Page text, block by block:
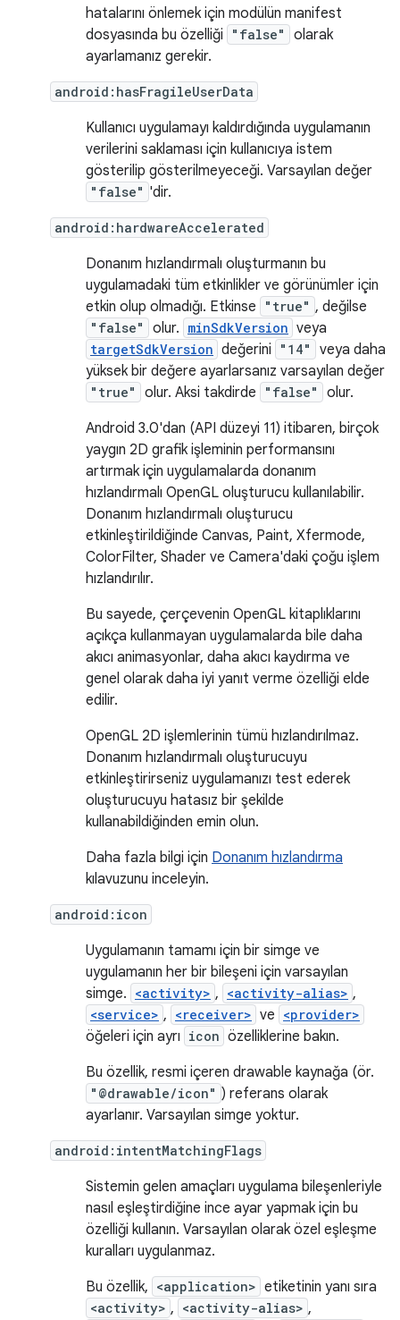
hatalarını önlemek için modülün manifest
dosyasında bu özelliği
"false"
olarak
ayarlamanız gerekir.
android:hasFragileUserData
Kullanıcı uygulamayı kaldırdığında uygulamanın
verilerini saklaması için kullanıcıya istem
gösterilip gösterilmeyeceği. Varsayılan değer
"false" 'dir.
android:hardwareAccelerated
Donanım hızlandırmalı oluşturmanın bu
uygulamadaki tüm etkinlikler ve görünümler için
etkin olup olmadığı. Etkinse
"true" , değilse
"false" olur. minSdkVersion veya
targetSdkVersion değerini "14"
veya daha
yüksek bir değere ayarlarsanız varsayılan değer
"true" olur. Aksi takdirde "false"
olur.
Android 3.0'dan (API düzeyi 11) itibaren, birçok
yaygın 2D grafik işleminin performansını
artırmak için uygulamalarda donanım
hızlandırmalı OpenGL oluşturucu kullanılabilir.
Donanım hızlandırmalı oluşturucu
etkinleştirildiğinde Canvas, Paint, Xfermode,
ColorFilter, Shader ve Camera'daki çoğu işlem
hızlandırılır.
Bu sayede, çerçevenin OpenGL kitaplıklarını
açıkça kullanmayan uygulamalarda bile daha
akıcı animasyonlar, daha akıcı kaydırma ve
genel olarak daha iyi yanıt verme özelliği elde
edilir.
OpenGL 2D işlemlerinin tümü hızlandırılmaz.
Donanım hızlandırmalı oluşturucuyu
etkinleştirirseniz uygulamanızı test ederek
oluşturucuyu hatasız bir şekilde
kullanabildiğinden emin olun.
Daha fazla bilgi için Donanım hızlandırma
kılavuzunu inceleyin.
android:icon
Uygulamanın tamamı için bir simge ve
uygulamanın her bir bileşeni için varsayılan
simge. <activity> , <activity-alias> ,
<service> , <receiver> ve <provider>
öğeleri için ayrı icon özelliklerine bakın.
Bu özellik, resmi içeren drawable kaynağa (ör.
"@drawable/icon" ) referans olarak
ayarlanır. Varsayılan simge yoktur.
android:intentMatchingFlags
Sistemin gelen amaçları uygulama bileşenleriyle
nasıl eşleştirdiğine ince ayar yapmak için bu
özelliği kullanın. Varsayılan olarak özel eşleşme
kuralları uygulanmaz.
Bu özellik, <application> etiketinin yanı sıra
<activity> , <activity-alias> ,